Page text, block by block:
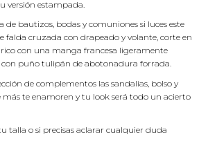
versión estampada.
de bautizos, bodas y comuniones si luces este
falda cruzada con drapeado y volante, corte en
con una manga francesa ligeramente
puño tulipán de abotonadura forrada.
de complementos las sandalias, bolso y
más te enamoren y tu look será todo un acierto
talla o si precisas aclarar cualquier duda